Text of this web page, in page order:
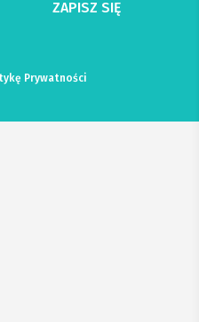
Prywatności